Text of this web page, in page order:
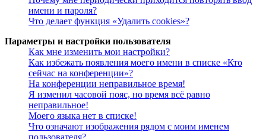
имени и пароля?
Что делает функция «Удалить cookies»?
Параметры и настройки пользователя
Как мне изменить мои настройки?
Как избежать появления моего имени в списке «Кто
сейчас на конференции»?
На конференции неправильное время!
Я изменил часовой пояс, но время всё равно
неправильное!
Моего языка нет в списке!
Что означают изображения рядом с моим именем